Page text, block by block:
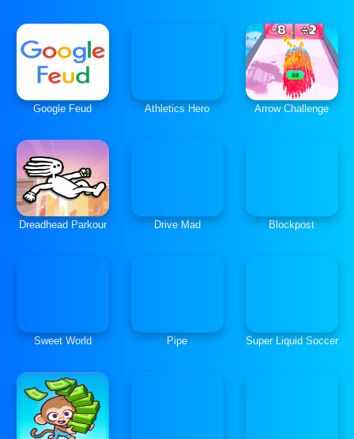
Google Feud Athletics Hero Arrow Challenge
Dreadhead Parkour Drive Mad Blockpost
Sweet World Pipe Super Liquid Soccer